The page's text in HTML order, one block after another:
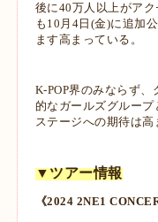
後に40万人以上がア
も10月4日(金)に追加
ます高まっている。
K-POP界のみならず
的なガールズグルー
ステージへの期待は高
▼ツアー情報
《2024 2NE1